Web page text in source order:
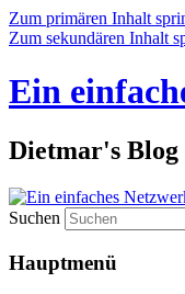
Zum primären Inhalt
Zum sekundären Inhalt
Ein
Dietmar's Blog
Suchen
Hauptmenü